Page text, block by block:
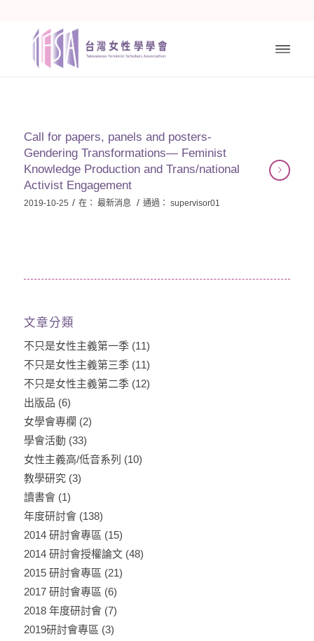
Call for papers, panels and posters-
Gendering Transformations― Feminist
Knowledge Production and Trans/national
Activist Engagement
2019-10-25 / 在： 最新消息 / 通過： supervisor01
文章分類
不只是女性主義第一季(11)
不只是女性主義第三季(11)
不只是女性主義第二季(12)
出版品 (6)
女學會專欄 (2)
學會活動 (33)
女性主義高/低音系列 (10)
教學研究(3)
讀書會(1)
年度研討會(138)
2014 研討會專區 (15)
2014 研討會授權論文(48)
2015 研討會專區 (21)
2017 研討會專區 (6)
2018 年度研討會(7)
2019研討會專區 (3)